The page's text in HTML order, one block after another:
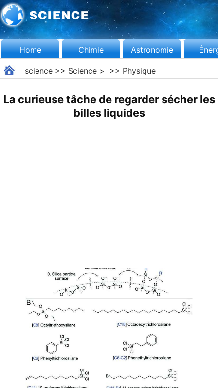
Home Chimie Astronomie
science>> Science> >> Physique
La curieuse tâche de regarder sécher les
billes liquides